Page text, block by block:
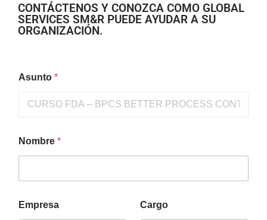
CONTÁCTENOS Y CONOZCA COMO GLOBAL
SERVICES SM&R PUEDE AYUDAR A SU
ORGANIZACIÓN.
Asunto *
Nombre *
Empresa Cargo